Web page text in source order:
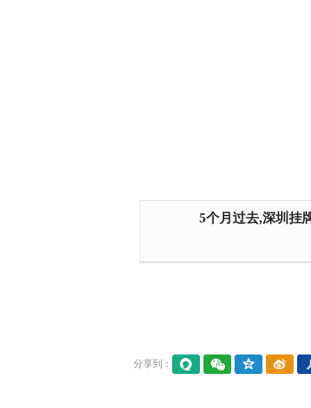
5个月过去,深圳挂
分享到：